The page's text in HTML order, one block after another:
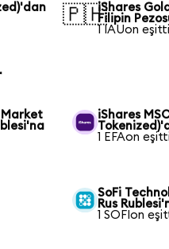
🇵🇭iShares
Filipin
1 IAUon
Market
iShares
1 EFAon
SoFi
Rus
1 SOFIon